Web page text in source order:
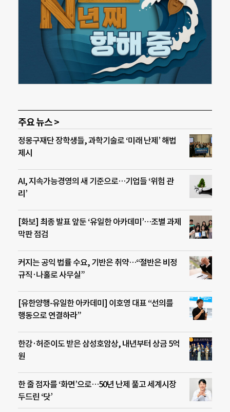
주요 뉴스 >
정몽구재단 장학생들, 과학기술로 ‘미래 난제’ 해법
제시
AI, 지속가능경영의 새 기준으로…기업들 ‘위험 관
리’
[화보] 최종 발표 앞둔 ‘유일한 아카데미’…조별 과제
막판 점검
커지는 공익 법률 수요, 기반은 취약…“절반은 비정
규직·나홀로 사무실”
[유한양행-유일한 아카데미] 이호영 대표 “선의를
행동으로 연결하라”
한강·허준이도 받은 삼성호암상, 내년부터 상금 5억
원
한 줄 점자를 ‘화면’으로…50년 난제 풀고 세계시장
두드린 ‘닷’